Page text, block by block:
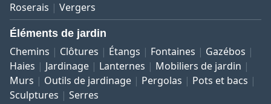
Roserais
Vergers
Éléments de jardin
Chemins Clôtures Étangs Fontaines
Gazébos
Haies
Jardinage Lanternes
Mobiliers de jardin
Murs
Outils de jardinage Pergolas
Pots et bacs
Sculptures
Serres